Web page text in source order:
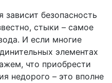
безопасность
стыки – самое
И если многие
элементах
что приобрести
недорого – это вполне